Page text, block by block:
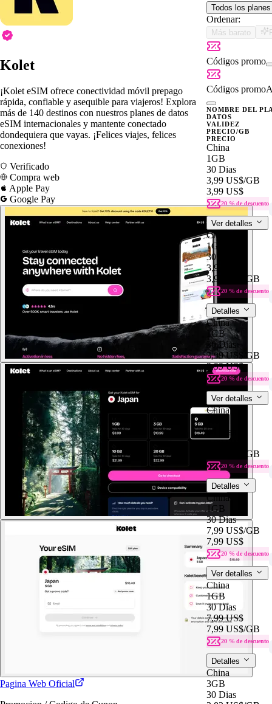
Kolet
¡Kolet eSIM ofrece conectividad móvil prepago
rápida, confiable y asequible para viajeros! Explora
más de 140 destinos con nuestros planes de datos
eSIM internacionales y mantente conectado
dondequiera que vayas. ¡Felices viajes, felices
conexiones!
Verificado
Compra web
Apple Pay
Google Pay
Pagina Web Oficial
Todos los planes
Ordenar:
Más barato
Códigos promo
Códigos promo
NOMBRE DEL
DATOS
VALIDEZ
PRECIO/GB
PRECIO
China
1GB
30 Dias
3,99 US$/GB
3,99 US$
20 % de descuento
Ver detalles
China
1GB
30 Dias
3,99 US$
3,99 US$
/GB
20 % de descuento
Detalles
China
1GB
30 Dias
3,99 US$
/GB
3,99 US$
20 % de descuento
Ver detalles
China
30 Dias
3,99 US$
/GB
20 % de descuento
Detalles
China
1GB
30 Dias
7,99 US$/GB
7,99 US$
20 % de descuento
Ver detalles
China
1GB
30 Dias
7,99 US$
7,99 US$/GB
20 % de descuento
Detalles
China
3GB
30 Dias